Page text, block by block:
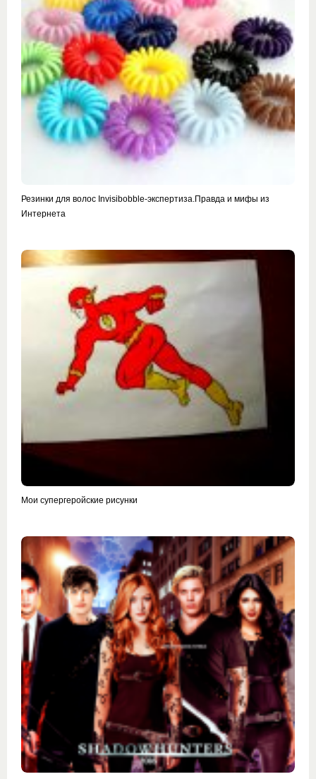
Резинки для волос Invisibobble-экспертиза.Правда и мифы из
Интернета
Мои супергеройские рисунки